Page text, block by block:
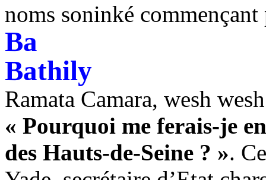
noms soninké
Ba
Bathily
Ramata Camara, wesh wesh
« Pourquoi me ferais-je
des Hauts-de-Seine ? ».